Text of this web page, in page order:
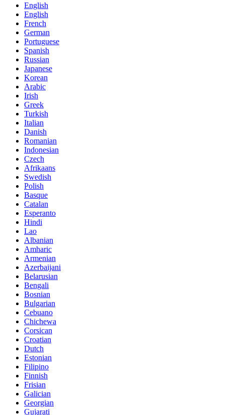
English
English
French
German
Portuguese
Spanish
Russian
Japanese
Korean
Arabic
Irish
Greek
Turkish
Italian
Danish
Romanian
Indonesian
Czech
Afrikaans
Swedish
Polish
Basque
Catalan
Esperanto
Hindi
Lao
Albanian
Amharic
Armenian
Azerbaijani
Belarusian
Bengali
Bosnian
Bulgarian
Cebuano
Chichewa
Corsican
Croatian
Dutch
Estonian
Filipino
Finnish
Frisian
Galician
Georgian
Gujarati